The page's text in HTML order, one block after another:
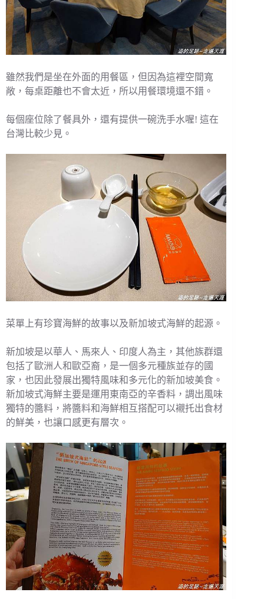
雖然我們是坐在外面的用餐區，但因為這裡空間寬
敞，每桌距離也不會太近，所以用餐環境還不錯。
每個座位除了餐具外，還有提供一碗洗手水喔! 這在
台灣比較少見。
菜單上有珍寶海鮮的故事以及新加坡式海鮮的起源。
新加坡是以華人、馬來人、印度人為主，其他族群還
包括了歐洲人和歐亞裔，是一個多元種族並存的國
家，也因此發展出獨特風味和多元化的新加坡美食。
新加坡式海鮮主要是運用東南亞的辛香料，調出風味
獨特的醬料，將醬料和海鮮相互搭配可以襯托出食材
的鮮美，也讓口感更有層次。